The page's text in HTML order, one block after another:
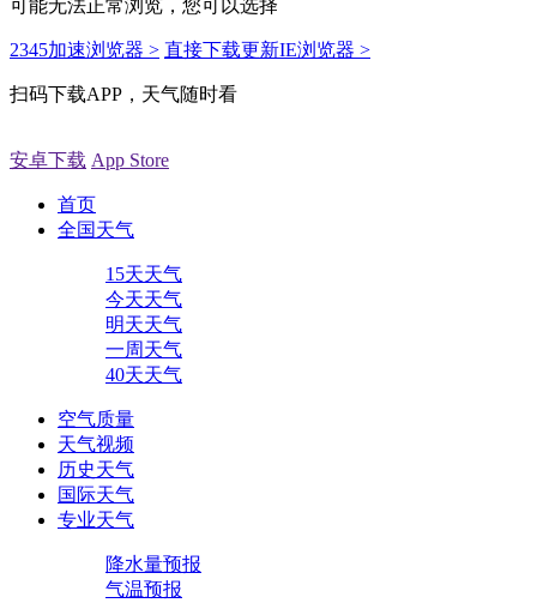
可能无法正常浏览，您可以选择
2345加速浏览器 > 直接下载更新IE浏览器 >
扫码下载APP，天气随时看
安卓下载 App Store
首页
全国天气
15天天气
今天天气
明天天气
一周天气
40天天气
空气质量
天气视频
历史天气
国际天气
专业天气
降水量预报
气温预报